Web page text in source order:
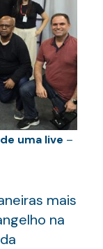
uma live –
mais
na